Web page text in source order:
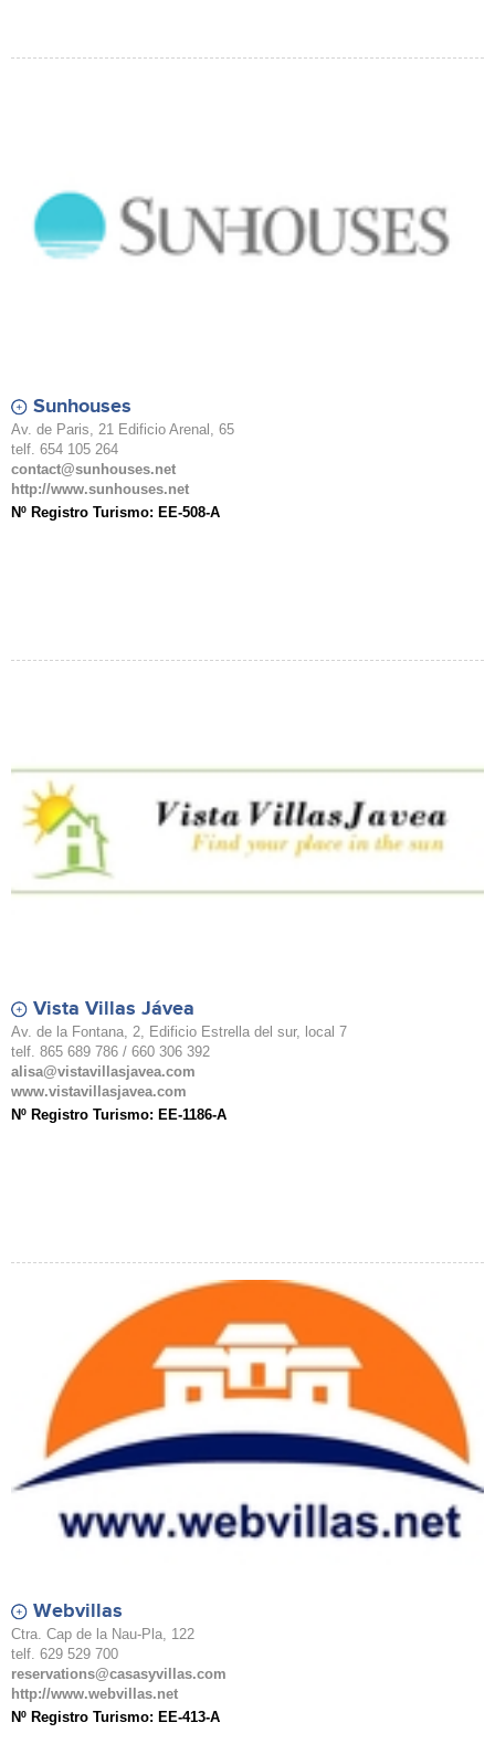
Sunhouses
Av. de Paris, 21 Edificio Arenal, 65
telf. 654 105 264
contact@sunhouses.net
http://www.sunhouses.net
Nº Registro Turismo: EE-508-A
Vista Villas Jávea
Av. de la Fontana, 2, Edificio Estrella del sur, local 7
telf. 865 689 786 / 660 306 392
alisa@vistavillasjavea.com
www.vistavillasjavea.com
Nº Registro Turismo: EE-1186-A
Webvillas
Ctra. Cap de la Nau-Pla, 122
telf. 629 529 700
reservations@casasyvillas.com
http://www.webvillas.net
Nº Registro Turismo: EE-413-A